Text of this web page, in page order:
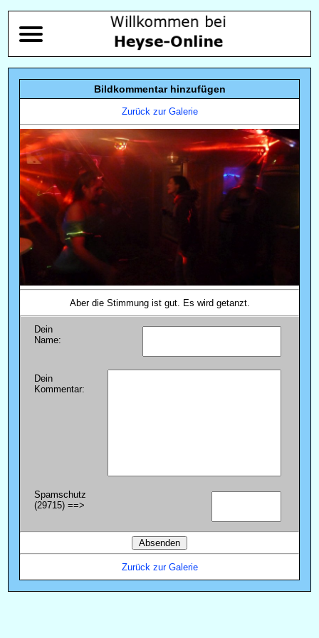
Bildkommentar hinzufügen
Zurück zur Galerie
Aber die Stimmung ist gut. Es wird getanzt.
Dein
Name:
Dein
Kommentar:
Spamschutz
(29715) ==>
Zurück zur Galerie